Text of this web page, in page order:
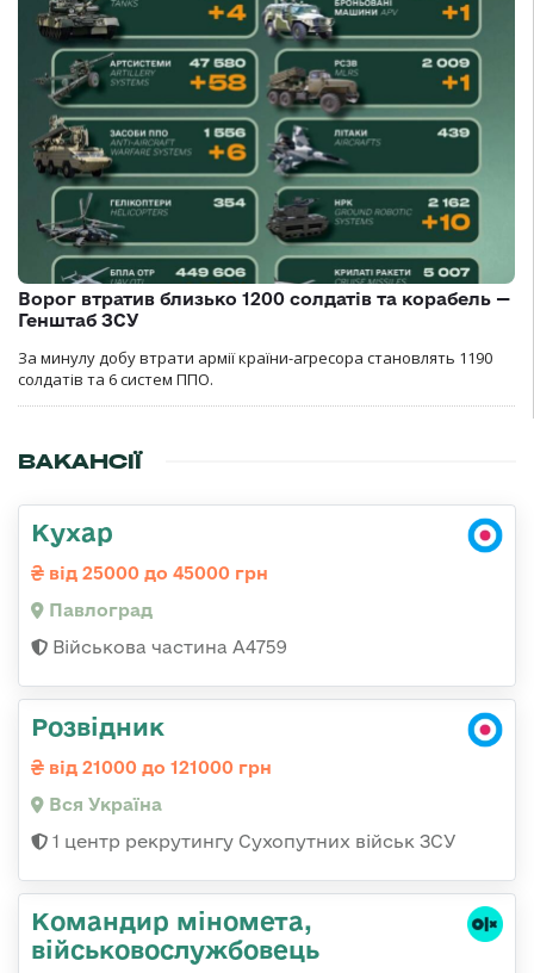
Ворог втратив близько 1200 солдатів та корабель —
Генштаб ЗСУ
За минулу добу втрати армії країни-агресора становлять 1190
солдатів та 6 систем ППО.
ВАКАНСІЇ
Кухар
від 25000 до 45000 грн
Павлоград
Військова частина А4759
Розвідник
від 21000 до 121000 грн
Вся Україна
1 центр рекрутингу Сухопутних військ ЗСУ
Командиp міномета,
військовослужбовець